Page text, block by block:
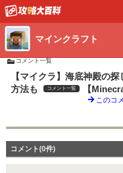
マインクラフト
コメント一覧
【マイクラ】海底神殿の
方法も
コメント一覧 【
このコ
コメント(0件)